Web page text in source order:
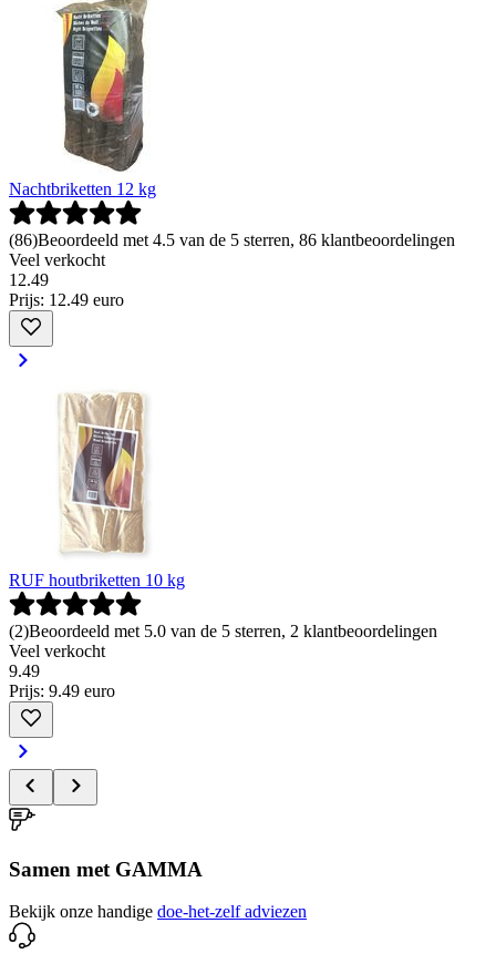
Nachtbriketten 12 kg
(86)Beoordeeld met 4.5 van de 5 sterren, 86 klantbeoordelingen
Veel verkocht
12.49
Prijs: 12.49 euro
RUF houtbriketten 10 kg
(2)Beoordeeld met 5.0 van de 5 sterren, 2 klantbeoordelingen
Veel verkocht
9.49
Prijs: 9.49 euro
Samen met GAMMA
Bekijk onze handige doe-het-zelf adviezen